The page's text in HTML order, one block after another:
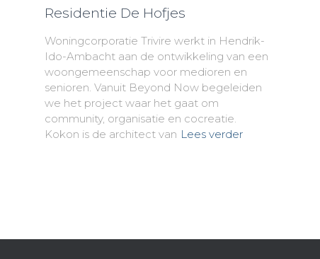
Residentie De Hofjes
Woningcorporatie Trivire werkt in Hendrik-
Ido-Ambacht aan de ontwikkeling van een
woongemeenschap voor medioren en
senioren. Vanuit Beyond Now begeleiden
we het project waar het gaat om
community, organisatie en cocreatie.
Kokon is de architect van Lees verder